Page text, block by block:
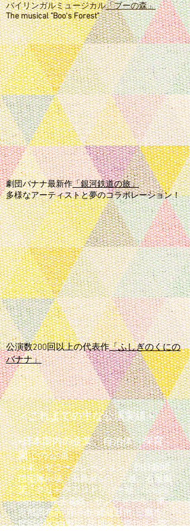
バイリンガルミュージカル「ブーの森」
The musical "Boo's Forest"
劇団バナナ最新作「銀河鉄道の旅」
多様なアーティストと夢のコラボレーション！
​公演数200回以上の代表作「ふしぎのくにの
バナナ」
​＜これまでの主な公演実績＞
•日本国内の企業、自治体、保育
園での公演
ベネッセコーポレーション、朝日新聞
住宅展示場、高島屋S.C、三越、石屋製
菓、クリークアンドリバー社、Google
Japan、京王電鉄、サンクゼール、東
京都調布市/府中市/武蔵野市/三鷹市/
世田谷区/中野区/品川区、愛知県一宮